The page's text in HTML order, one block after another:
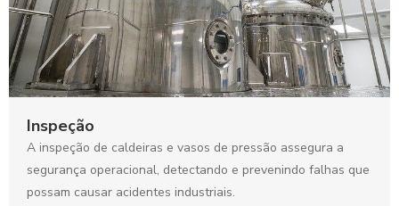
Inspeção
A inspeção de caldeiras e vasos de pressão assegura a
segurança operacional, detectando e prevenindo falhas que
possam causar acidentes industriais.